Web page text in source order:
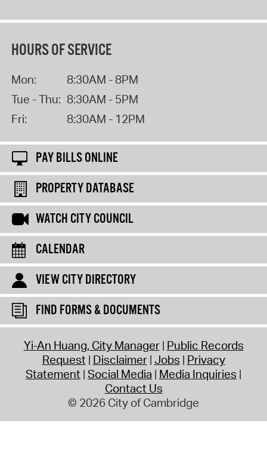
HOURS OF SERVICE
Mon:
8:30AM - 8PM
Tue - Thu: 8:30AM - 5PM
Fri:
8:30AM - 12PM
PAY BILLS ONLINE
PROPERTY DATABASE
WATCH CITY COUNCIL
CALENDAR
VIEW CITY DIRECTORY
FIND FORMS & DOCUMENTS
Yi-An Huang, City Manager Public Records
Request Disclaimer Jobs Privacy
Statement Social Media Media Inquiries
Contact Us
© 2026 City of Cambridge